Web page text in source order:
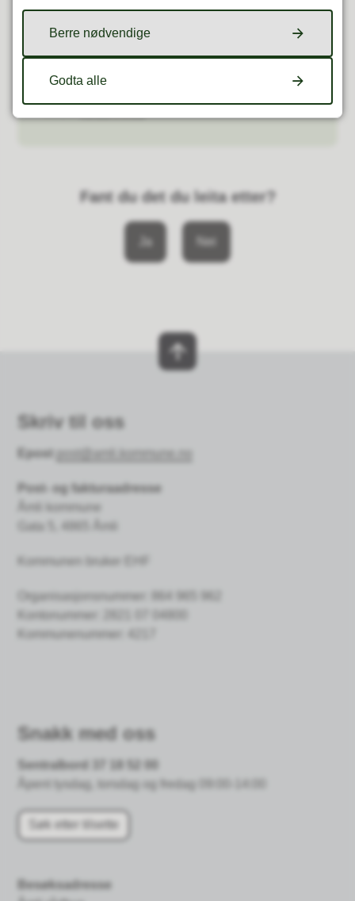
Robert Bjørnestøl
Rådgiver jordbruk og byggesak
E-post Send e-post
Fant du det du leita etter?
Ja Nei
Skriv til oss
Epost post@amli.kommune.no
Post- og fakturaadresse
Åmli kommune
Gata 5, 4865 Åmli
Kommunen bruker EHF
Organisasjonsnummer: 864 965 962
Kontonummer:
Kommunenummer: 4217
Snakk med oss
Sentralbord 37 18 52 00
Åpent tysdag, torsdag og fredag 09:00-14:00
Søk etter tilsette
Besøksadresse
Berre nødvendige
Godta alle